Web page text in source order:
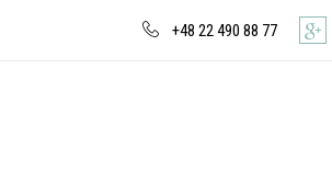
+48 22 490 88 77